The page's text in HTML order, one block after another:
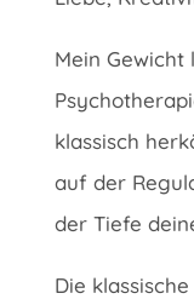
Mein
klassisch
auf der
der Tiefe
Die